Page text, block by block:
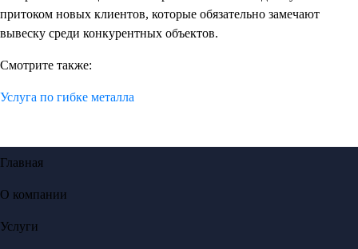
притоком новых клиентов, которые обязательно замечают
вывеску среди конкурентных объектов.
Смотрите также:
Услуга по гибке металла
Главная
О компании
Услуги